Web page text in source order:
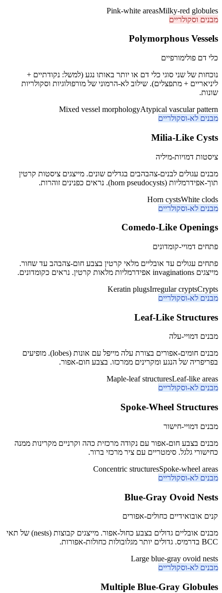
Milky-red globules
Pink-white areas
מבנים וסקולריים
Polymorphous Vessels
כלי דם פולימורפיים
נוכחות של שני סוגי כלי דם או יותר באותו נגע (למשל: נקודתיים +
ליניאריים + מתפצלים). שילוב לא-הרמוני של מורפולוגיות וסקולריות
שונות.
Atypical vascular pattern
Mixed vessel morphology
מבנים לא-וסקולריים
Milia-Like Cysts
ציסטות דמויות-מיליה
מבנים עגולים לבנים-צהבהבים בגדלים שונים. מייצגים ציסטות קרטין
תוך-אפידרמליות (horn pseudocysts). נראים כפנינים זוהרות.
White clods
Horn cysts
מבנים לא-וסקולריים
Comedo-Like Openings
פתחים דמויי-קומדונים
פתחים עגולים עד אובליים מלאי קרטין בצבע חום-צהבהב עד שחור.
מייצגים invaginations אפידרמליות מלאות קרטין. נראים כקומדונים.
Crypts
Irregular crypts
Keratin plugs
מבנים לא-וסקולריים
Leaf-Like Structures
מבנים דמויי-עלה
מבנים חומים-אפורים בצורת עלה מייפל עם אונות (lobes). מופיעים
בפריפריה של הנגע ומקרינים ממרכזו. בצבע חום-אפור.
Leaf-like areas
Maple-leaf structures
מבנים לא-וסקולריים
Spoke-Wheel Structures
מבנים דמויי-חישור
מבנים בצבע חום-אפור עם נקודה מרכזית כהה וקרניים מקרינות ממנה
כחישורי גלגל. סימטריים עם ציר מרכזי ברור.
Spoke-wheel areas
Concentric structures
מבנים לא-וסקולריים
Blue-Gray Ovoid Nests
קנים אובואידיים כחולים-אפורים
מבנים אובליים גדולים בצבע כחול-אפור. מייצגים קבוצות (nests) של תאי
BCC בדרמיס. גדולים יותר מגלובולות כחולות-אפורות.
Large blue-gray ovoid nests
מבנים לא-וסקולריים
Multiple Blue-Gray Globules